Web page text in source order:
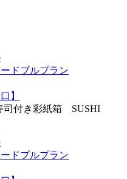
ドブルプラン
】
司付き彩紙箱 SUSHI
ドブルプラン